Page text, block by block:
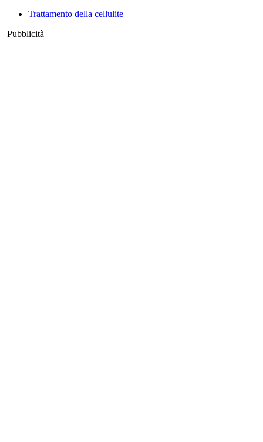
Trattamento della cellulite
Pubblicità